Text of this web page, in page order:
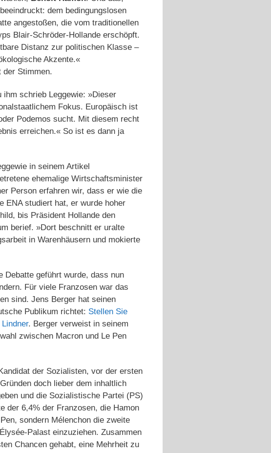
dem bedingungslosen
angestoßen, die vom traditionellen
Blair-Schröder-Hollande erschöpft.
Distanz zur politischen Klasse –
Akzente.«
der Stimmen.
ihm schrieb Leggewie: »Dieser
Fokus. Europäisch ist
Podemos sucht. Mit diesem recht
erreichen.« So ist es dann ja
in seinem Artikel
ehemalige Wirtschaftsminister
Person erfahren wir, dass er wie die
ENA studiert hat, er wurde hoher
bis Präsident Hollande den
berief. »Dort beschnitt er uralte
in Warenhäusern und mokierte
Debatte geführt wurde, dass nun
Für viele Franzosen war das
sind. Jens Berger hat seinen
Publikum richtet: Stellen Sie
. Berger verweist in seinem
zwischen Macron und Le Pen
der Sozialisten, vor der ersten
doch lieber dem inhaltlich
und die Sozialistische Partei (PS)
der 6,4% der Franzosen, die Hamon
sondern Mélenchon die zweite
Palast einzuziehen. Zusammen
Chancen gehabt, eine Mehrheit zu